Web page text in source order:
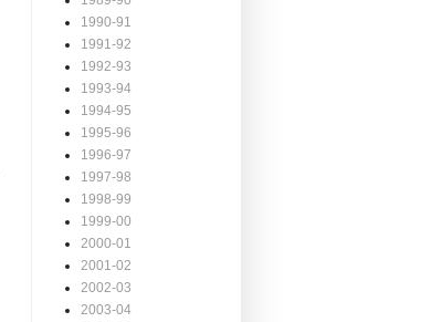
1990-91
1991-92
1992-93
1993-94
1994-95
1995-96
1996-97
1997-98
1998-99
1999-00
2000-01
2001-02
2002-03
2003-04